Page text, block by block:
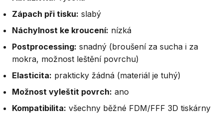
Zápach při tisku: slabý
Náchylnost ke kroucení: nízká
Postprocessing: snadný (broušení za sucha i za
mokra, možnost leštění povrchu)
Elasticita: prakticky žádná (materiál je tuhý)
Možnost vyleštit povrch: ano
Kompatibilita: všechny běžné FDM/FFF 3D tiskárny